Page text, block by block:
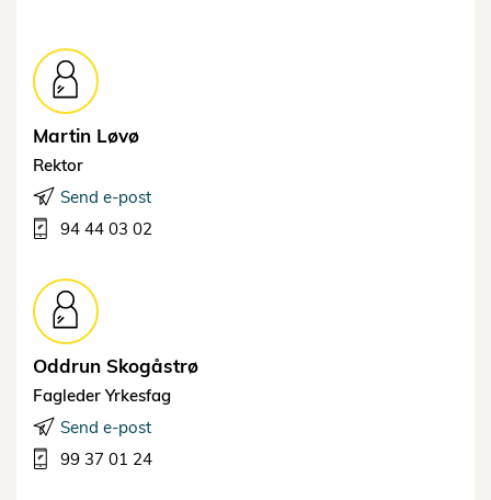
Martin Løvø
Rektor
Send e-post
94 44 03 02
Oddrun Skogåstrø
Fagleder Yrkesfag
Send e-post
99 37 01 24